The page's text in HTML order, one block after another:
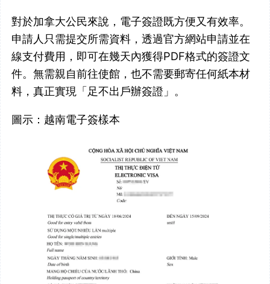
對於加拿大公民來說，電子簽證既方便又有效率。
申請人只需提交所需資料，透過官方網站申請並在
線支付費用，即可在幾天內獲得PDF格式的簽證文
件。無需親自前往使館，也不需要郵寄任何紙本材
料，真正實現「足不出戶辦簽證」。
圖示：越南電子簽樣本